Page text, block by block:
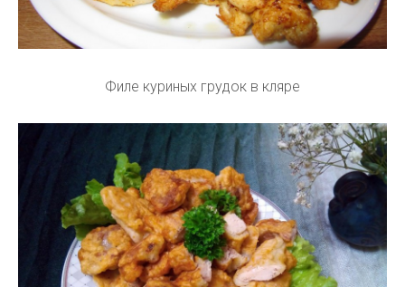
Филе куриных грудок в кляре